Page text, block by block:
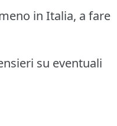
in Italia, a fare
su eventuali